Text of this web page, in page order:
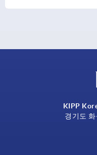
KIPP
경기도